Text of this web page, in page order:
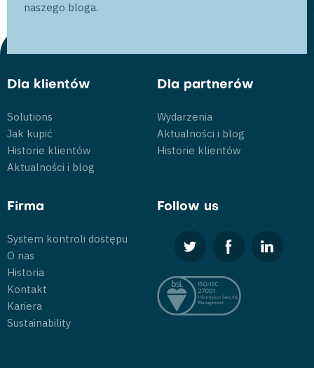
naszego bloga.
Dla klientów
Solutions
Jak kupić
Historie klientów
Aktualności i blog
Dla partnerów
Wydarzenia
Aktualności i blog
Historie klientów
Firma
System kontroli dostępu
O nas
Historia
Kontakt
Kariera
Sustainability
Follow us